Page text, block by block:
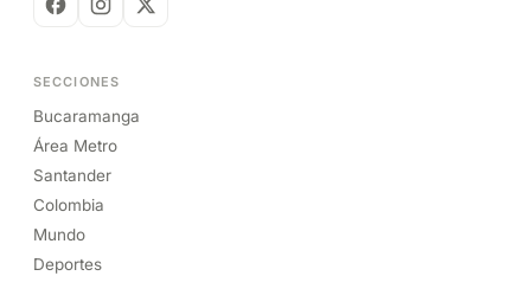
SECCIONES
Bucaramanga
Área Metro
Santander
Colombia
Mundo
Deportes